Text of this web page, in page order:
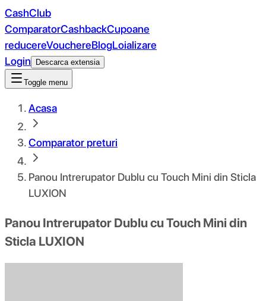
CashClub
ComparatorCashbackCupoane
reducereVouchereBlogLoializare
Login
Descarca extensia
Toggle menu
Acasa
Comparator preturi
Panou Intrerupator Dublu cu Touch Mini din Sticla
LUXION
Panou Intrerupator Dublu cu Touch Mini din
Sticla LUXION